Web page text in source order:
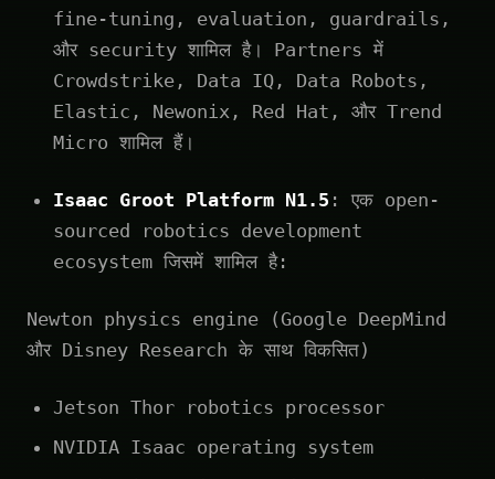
fine-tuning, evaluation, guardrails,
और security शामिल है। Partners में
Crowdstrike, Data IQ, Data Robots,
Elastic, Newonix, Red Hat, और Trend
Micro शामिल हैं।
Isaac Groot Platform N1.5 : एक open-
sourced robotics development
ecosystem जिसमें शामिल है:
Newton physics engine (Google DeepMind
और Disney Research के साथ विकसित)
Jetson Thor robotics processor
NVIDIA Isaac operating system